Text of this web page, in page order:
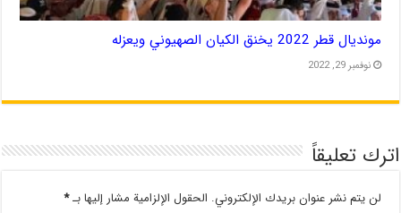
مونديال قطر 2022 يخنق الكيان الصهيوني ويعزله
نوفمبر 29, 2022
اترك تعليقاً
لن يتم نشر عنوان بريدك الإلكتروني. الحقول الإلزامية مشار إليها بـ*